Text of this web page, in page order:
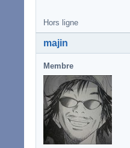
Hors ligne
majin
Membre